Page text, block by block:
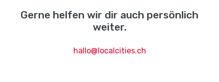
Gerne helfen wir dir auch persönlich
weiter.
hallo@localcities.ch